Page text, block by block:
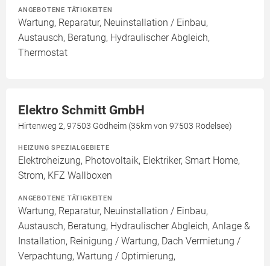
ANGEBOTENE TÄTIGKEITEN
Wartung, Reparatur, Neuinstallation / Einbau,
Austausch, Beratung, Hydraulischer Abgleich,
Thermostat
Elektro Schmitt GmbH
Hirtenweg 2, 97503 Gödheim (35km von 97503 Rödelsee)
HEIZUNG SPEZIALGEBIETE
Elektroheizung, Photovoltaik, Elektriker, Smart Home,
Strom, KFZ Wallboxen
ANGEBOTENE TÄTIGKEITEN
Wartung, Reparatur, Neuinstallation / Einbau,
Austausch, Beratung, Hydraulischer Abgleich, Anlage &
Installation, Reinigung / Wartung, Dach Vermietung /
Verpachtung, Wartung / Optimierung,